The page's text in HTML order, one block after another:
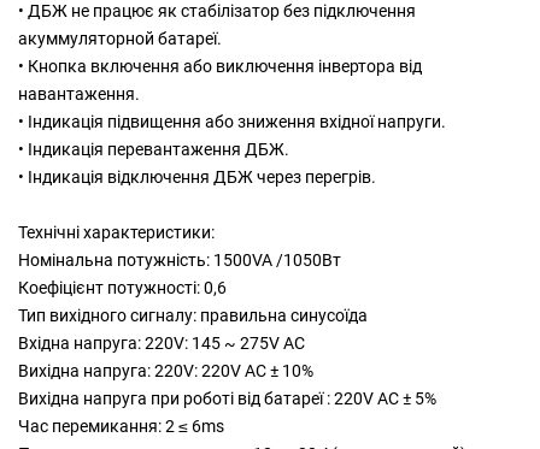
• ДБЖ не працює як стабілізатор без підключення
акуммуляторной батареї.
• Кнопка включення або виключення інвертора від
навантаження.
• Індикація підвищення або зниження вхідної напруги.
• Індикація перевантаження ДБЖ.
• Індикація відключення ДБЖ через перегрів.
Технічні характеристики:
Номінальна потужність: 1500VA /1050Вт
Коефіцієнт потужності: 0,6
Тип вихідного сигналу: правильна синусоїда
Вхідна напруга: 220V: 145 ~ 275V AC
Вихідна напруга: 220V: 220V AC ± 10%
Вихідна напруга при роботі від батареї : 220V AC ± 5%
Час перемикання: 2 ≤ 6ms